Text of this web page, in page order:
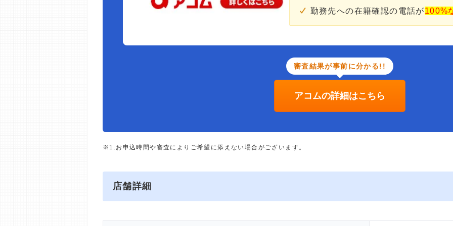
勤務先への在籍確認の電話が100%
審査結果が事前に分かる!!
アコムの詳細はこちら
※1.お申込時間や審査によりご希望に添えない場合がございます。
店舗詳細